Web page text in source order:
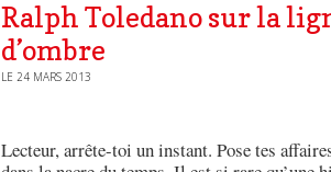
Ralph Toledano sur la
d’ombre
LE 24 MARS 2013
Lecteur, arrête-toi un instant. Pose tes